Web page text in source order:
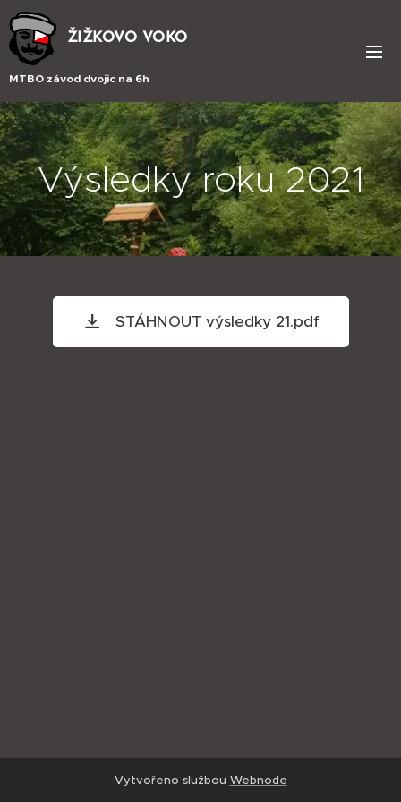
ŽIŽKOVO VOKO
MTBO závod dvojic na 6h
Výsledky roku 2021
STÁHNOUT výsledky 21.pdf
Vytvořeno službou Webnode